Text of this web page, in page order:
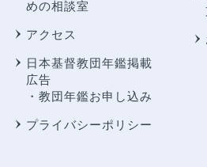
めの相談室
アクセス
日本基督教団年鑑掲載
広告
・教団年鑑お申し込み
プライバシーポリシー